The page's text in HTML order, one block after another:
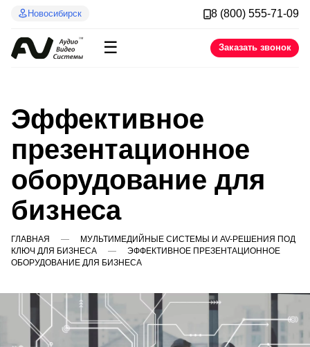
Новосибирск 8 (800) 555-71-09
☰ Заказать звонок
Эффективное
презентационное
оборудование для
бизнеса
ГЛАВНАЯ
МУЛЬТИМЕДИЙНЫЕ СИСТЕМЫ И AV-РЕШЕНИЯ ПОД
КЛЮЧ ДЛЯ БИЗНЕСА
ЭФФЕКТИВНОЕ ПРЕЗЕНТАЦИОННОЕ
ОБОРУДОВАНИЕ ДЛЯ БИЗНЕСА